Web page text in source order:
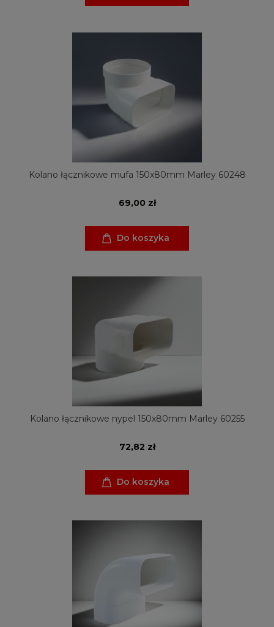
Kolano łącznikowe mufa 150x80mm Marley 60248
69,00 zł
Do koszyka
Kolano łącznikowe nypel 150x80mm Marley 60255
72,82 zł
Do koszyka